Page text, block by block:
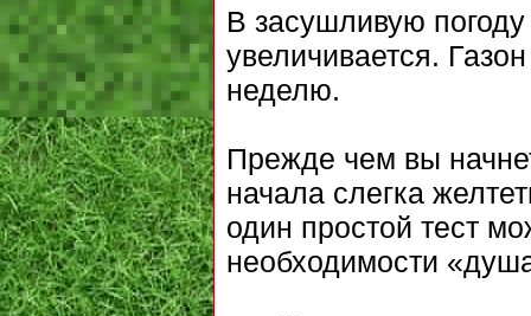
В засушливую
увеличивается.
неделю.
Прежде чем вы
начала слегка
один простой тест
необходимости